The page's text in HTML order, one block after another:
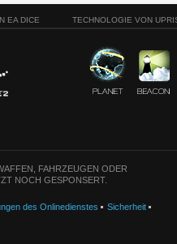
EA DICE TECHNOLOGIE VON
FAHRZEUGEN ODER
NOCH GESPONSERT.
des Onlinedienstes
Sicherheit